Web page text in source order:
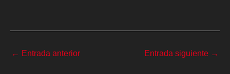
← Entrada anterior Entrada siguiente →